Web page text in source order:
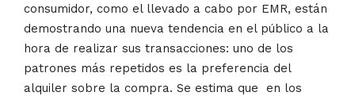
consumidor, como el llevado a cabo por EMR, están
demostrando una nueva tendencia en el público a la
hora de realizar sus transacciones: uno de los
patrones más repetidos es la preferencia del
alquiler sobre la compra. Se estima que en los